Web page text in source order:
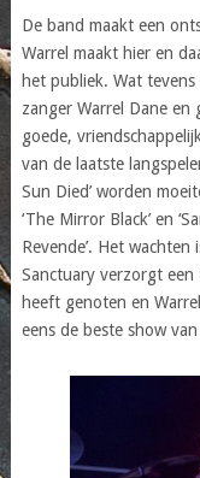
De band maakt een
Warrel maakt hier en
het publiek. Wat
zanger Warrel Dane
goede,
van de laatste
Sun Died’ worden
‘The Mirror Black’ en
Revende’. Het
Sanctuary verzorgt
heeft genoten en
eens de beste show